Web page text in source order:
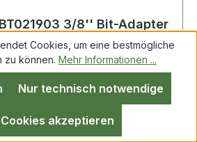
Cookies, um eine bestmögliche
zu können. Mehr Informationen ...
Nur technisch notwendige
akzeptieren